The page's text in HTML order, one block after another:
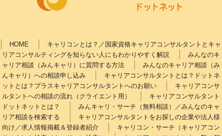
HOME
キャリコンとは？／国家資格キャリアコンサルタントとキャ
リアコンサルティングを知らない人にもわかりやすく解説
みんなのキ
ャリア相談（みんキャリ）に質問する方法
みんなのキャリア相談（み
んキャリ）への相談申し込み
キャリアコンサルタントとは？ドットネ
ットとは？プラスキャリアコンサルタントへのお願い
キャリアコンサ
ルタントへの相談の流れ（クライエント用）
キャリアコンサルタント
ドットネットとは？
みんキャリ・サーチ（無料相談）／みんなのキャ
リア相談を検索する
キャリアコンサルタントをお探しの企業や法人様
向け／求人情報掲載＆登録者紹介
キャリコン・サーチ（キャリアコン